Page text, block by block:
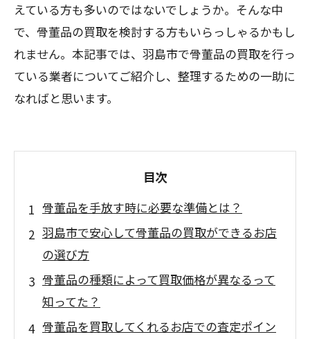
えている方も多いのではないでしょうか。そんな中
で、骨董品の買取を検討する方もいらっしゃるかもし
れません。本記事では、羽島市で骨董品の買取を行っ
ている業者についてご紹介し、整理するための一助に
なればと思います。
目次
骨董品を手放す時に必要な準備とは？
羽島市で安心して骨董品の買取ができるお店
の選び方
骨董品の種類によって買取価格が異なるって
知ってた？
骨董品を買取してくれるお店での査定ポイン